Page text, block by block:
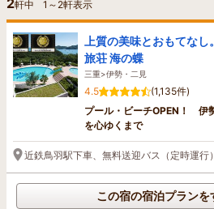
軒中 1 ～ 2軒表示
上質の美味とおもてな
旅荘 海の蝶
三重>伊勢・二見
4.5
(1,135件)
プール・ビーチOPEN！ 伊
を心ゆくまで
近鉄鳥羽駅下車、無料送迎バス（定時運行
この宿の宿泊プランを